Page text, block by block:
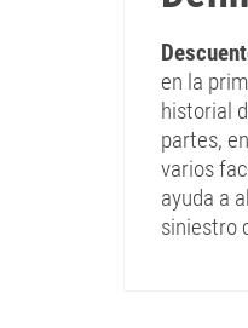
en la
historial
partes,
varios
ayuda a
siniestro